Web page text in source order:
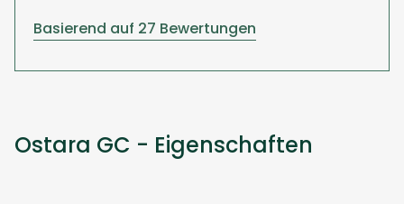
Basierend auf 27 Bewertungen
Ostara GC - Eigenschaften